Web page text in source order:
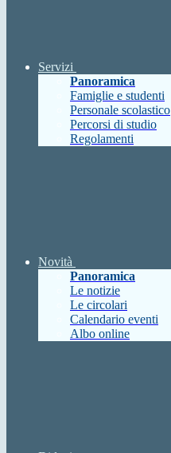
Servizi
Panoramica
Famiglie e studenti
Personale scolastico
Percorsi di studio
Regolamenti
Novità
Panoramica
Le notizie
Le circolari
Calendario eventi
Albo online